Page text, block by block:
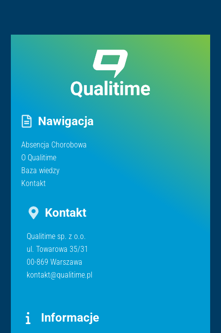
Nawigacja
Absencja Chorobowa
O Qualitime
Baza wiedzy
Kontakt
Kontakt
Qualitime sp. z o.o.
ul. Towarowa 35/31
00-869 Warszawa
kontakt@qualitime.pl
Informacje